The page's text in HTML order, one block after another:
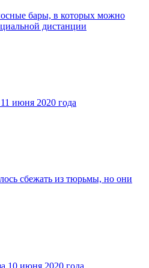
бары, в которых можно
дистанции
июня 2020 года
сбежать из тюрьмы, но они
10 июня 2020 года